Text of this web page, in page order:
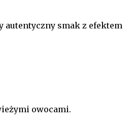
autentyczny smak z efektem
owocami.